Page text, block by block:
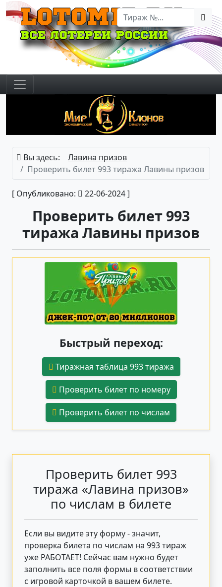
Вы здесь:
Лавина призов
Проверить билет 993 тиража Лавины призов
[ Опубликовано: 22-06-2024 ]
Проверить билет 993
тиража Лавины призов
Быстрый переход:
Тиражная таблица 993 тиража
Проверить билет по номеру
Проверить билет по числам
Проверить билет 993
тиража «Лавина призов»
по числам в билете
Если вы видите эту форму - значит,
проверка билета по числам на 993 тираж
уже РАБОТАЕТ! Сейчас вам нужно будет
заполнить все поля формы в соответствии
с игровой карточкой в вашем билете.